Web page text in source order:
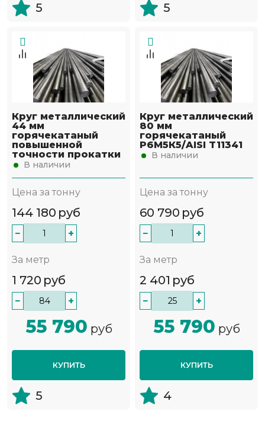
5 5
Круг металлический
44 мм
горячекатаный
повышенной
точности прокатки
В наличии
Цена за тонну
144 180 руб
− +
За метр
1 720 руб
− +
55 790 руб
КУПИТЬ
5
Круг металлический
80 мм
горячекатаный
Р6М5К5/AISI T11341
В наличии
Цена за тонну
60 790 руб
− +
За метр
2 401 руб
− +
55 790 руб
КУПИТЬ
4